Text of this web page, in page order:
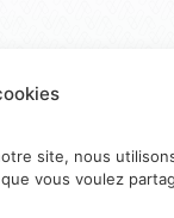
site, nous
vous voulez